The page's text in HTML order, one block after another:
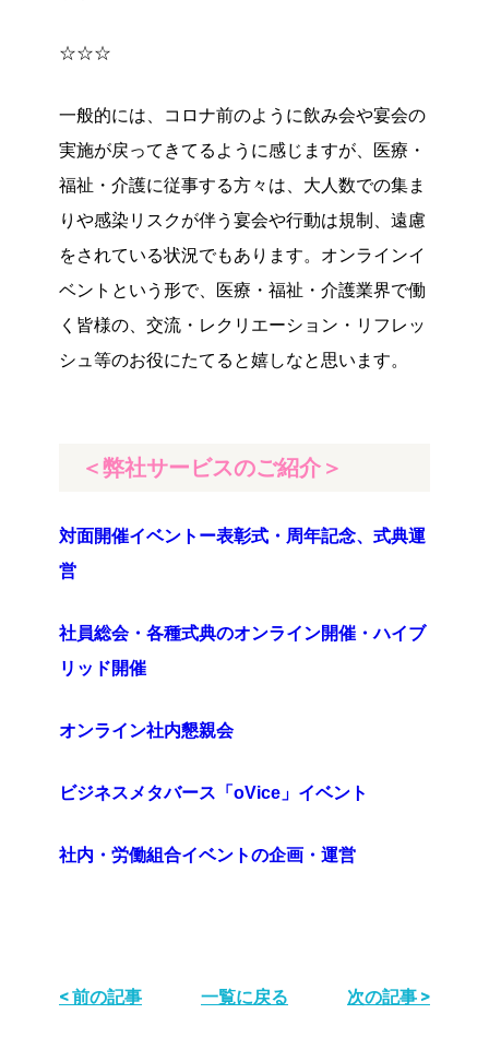
☆☆☆
一般的には、コロナ前のように飲み会や宴会の
実施が戻ってきてるように感じますが、医療・
福祉・介護に従事する方々は、大人数での集ま
りや感染リスクが伴う宴会や行動は規制、遠慮
をされている状況でもあります。オンラインイ
ベントという形で、医療・福祉・介護業界で働
く皆様の、交流・レクリエーション・リフレッ
シュ等のお役にたてると嬉しなと思います。
＜弊社サービスのご紹介＞
対面開催イベントー表彰式・周年記念、式典運
営
社員総会・各種式典のオンライン開催・ハイブ
リッド開催
オンライン社内懇親会
ビジネスメタバース「oVice」イベント
社内・労働組合イベントの企画・運営
< 前の記事 一覧に戻る 次の記事 >